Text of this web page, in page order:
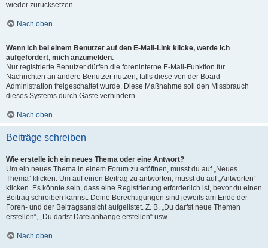
wieder zurücksetzen.
Nach oben
Wenn ich bei einem Benutzer auf den E-Mail-Link klicke, werde ich
aufgefordert, mich anzumelden.
Nur registrierte Benutzer dürfen die foreninterne E-Mail-Funktion für
Nachrichten an andere Benutzer nutzen, falls diese von der Board-
Administration freigeschaltet wurde. Diese Maßnahme soll den Missbrauch
dieses Systems durch Gäste verhindern.
Nach oben
Beiträge schreiben
Wie erstelle ich ein neues Thema oder eine Antwort?
Um ein neues Thema in einem Forum zu eröffnen, musst du auf „Neues
Thema“ klicken. Um auf einen Beitrag zu antworten, musst du auf „Antworten“
klicken. Es könnte sein, dass eine Registrierung erforderlich ist, bevor du einen
Beitrag schreiben kannst. Deine Berechtigungen sind jeweils am Ende der
Foren- und der Beitragsansicht aufgelistet. Z. B. „Du darfst neue Themen
erstellen“, „Du darfst Dateianhänge erstellen“ usw.
Nach oben